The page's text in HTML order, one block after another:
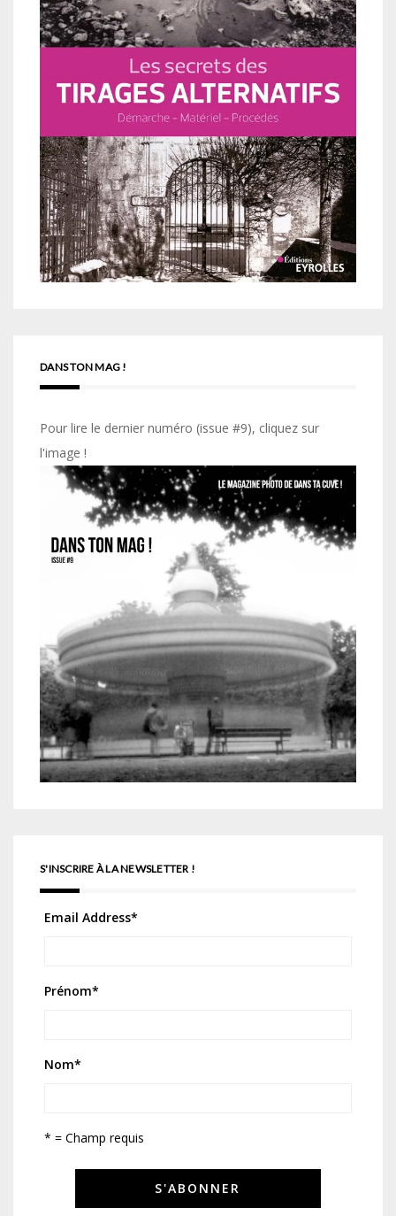
DANS TON MAG !
Pour lire le dernier numéro (issue #9), cliquez sur
l'image !
S'INSCRIRE À LA NEWSLETTER !
Email Address*
Prénom*
Nom*
* = Champ requis